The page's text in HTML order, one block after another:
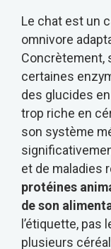
Le chat est un
omnivore
Concrètement,
certaines
des glucides
trop riche en
son système
et de maladies
protéines
de son
l’étiquette, pas
plusieurs